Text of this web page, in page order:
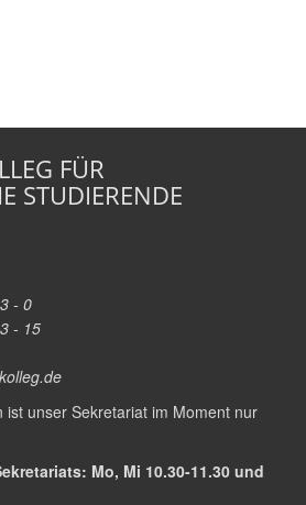
FÜR
STUDIERENDE
- 0
- 15
ist unser Sekretariat im Moment nur
Mo, Mi 10.30-11.30 und